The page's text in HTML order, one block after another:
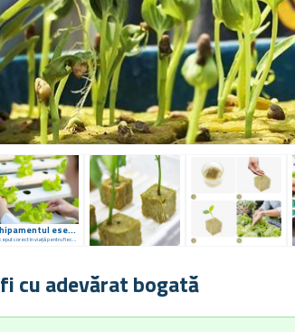
Echipamentul esențial al fiecărui cultivator
Un început corect în viață pentru fiecare plantă
cu adevărat bogată